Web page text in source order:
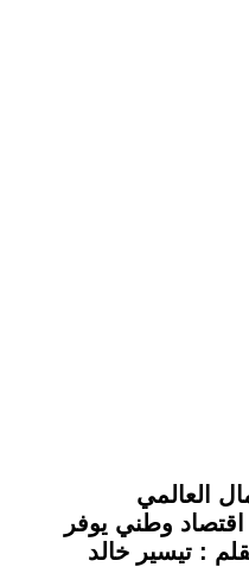
العالمي
وطني يوفر
: تيسير خالد